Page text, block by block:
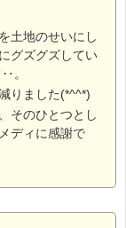
土地のせいにし
グズグズしてい
。
りました(*^^*)
そのひとつとし
ディに感謝で